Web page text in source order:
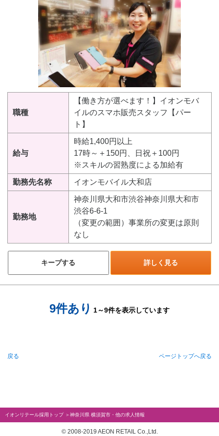
職種
【働き方が選べます！】イオンモバ
イルのスマホ販売スタッフ【パー
ト】
給与
時給1,400円以上
17時～＋150円、日祝＋100円
※スキルの習熟度による加給有
勤務先名称 イオンモバイル大和店
勤務地
神奈川県大和市渋谷神奈川県大和市
渋谷6-6-1
（変更の範囲）事業所の変更は原則
なし
キープする 詳しく見る
9件あり 1～9件を表示しています
戻る ページトップへ戻る
イオンリテール採用トップ ＞神奈川県 横須賀市・他の求人情報
© 2008-2019 AEON RETAIL Co.,Ltd.